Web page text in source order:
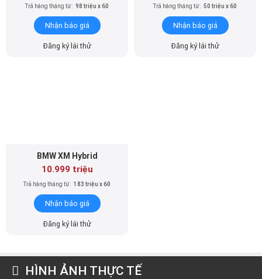
Trả hàng tháng từ: 98 triệu x 60
Nhận báo giá
Đăng ký lái thử
Trả hàng tháng từ: 50 triệu x 60
Nhận báo giá
Đăng ký lái thử
BMW XM Hybrid
10.999 triệu
Trả hàng tháng từ: 183 triệu x 60
Nhận báo giá
Đăng ký lái thử
HÌNH ẢNH THỰC TẾ